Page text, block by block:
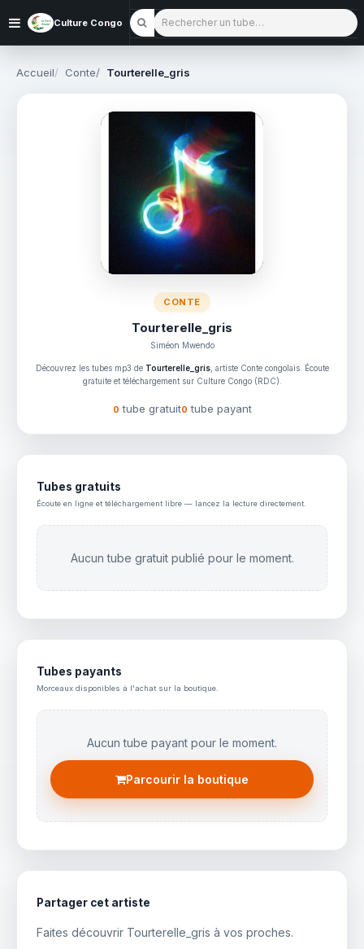
Culture Congo Rechercher un tube
Accueil Conte Tourterelle_gris
CONTE
Tourterelle_gris
Siméon Mwendo
Découvrez les tubes mp3 de Tourterelle_gris, artiste Conte congolais. Écoute
gratuite et téléchargement sur Culture Congo (RDC).
0 tube gratuit0 tube payant
Tubes gratuits
Écoute en ligne et téléchargement libre — lancez la lecture directement.
Aucun tube gratuit publié pour le moment.
Tubes payants
Morceaux disponibles à l'achat sur la boutique.
Aucun tube payant pour le moment.
Parcourir la boutique
Partager cet artiste
Faites découvrir Tourterelle_gris à vos proches.